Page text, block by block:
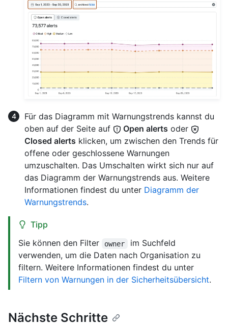
Für das Diagramm mit Warnungstrends kannst du
oben auf der Seite auf
Open alerts oder
Closed alerts klicken, um zwischen den Trends für
offene oder geschlossene Warnungen
umzuschalten. Das Umschalten wirkt sich nur auf
das Diagramm der Warnungstrends aus. Weitere
Informationen findest du unter Diagramm der
Warnungstrends.
Tipp
Sie können den Filter
owner
im Suchfeld
verwenden, um die Daten nach Organisation zu
filtern. Weitere Informationen findest du unter
Filtern von Warnungen in der Sicherheitsübersicht.
Nächste Schritte